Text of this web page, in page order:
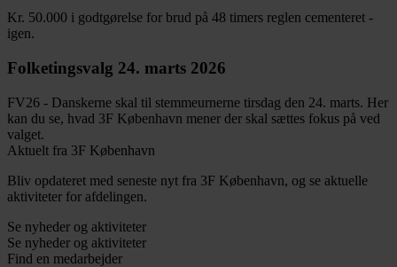
Kr. 50.000 i godtgørelse for brud på 48 timers reglen cementeret -
igen.
Folketingsvalg 24. marts 2026
FV26 - Danskerne skal til stemmeurnerne tirsdag den 24. marts. Her
kan du se, hvad 3F København mener der skal sættes fokus på ved
valget.
Aktuelt fra 3F København
Bliv opdateret med seneste nyt fra 3F København, og se aktuelle
aktiviteter for afdelingen.
Se nyheder og aktiviteter
Se nyheder og aktiviteter
Find en medarbejder